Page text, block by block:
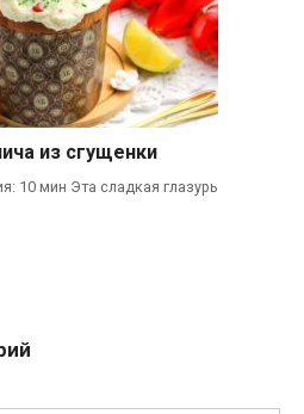
из сгущенки
10 мин Эта сладкая глазурь